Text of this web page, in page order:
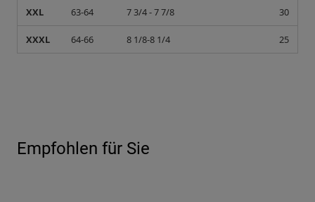
XXL 63-64 7 3/4 - 7 7/8 30
XXXL 64-66 8 1/8-8 1/4 25
Empfohlen für Sie